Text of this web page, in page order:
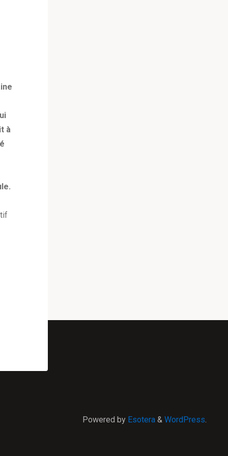
à
Powered by Esotera & WordPress.